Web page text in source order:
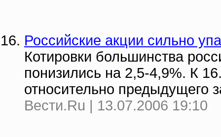
Российские акции сильно
Котировки большинства
понизились на 2,5-4,9%. К
относительно предыдущего
Вести.Ru | 13.07.2006 19:10